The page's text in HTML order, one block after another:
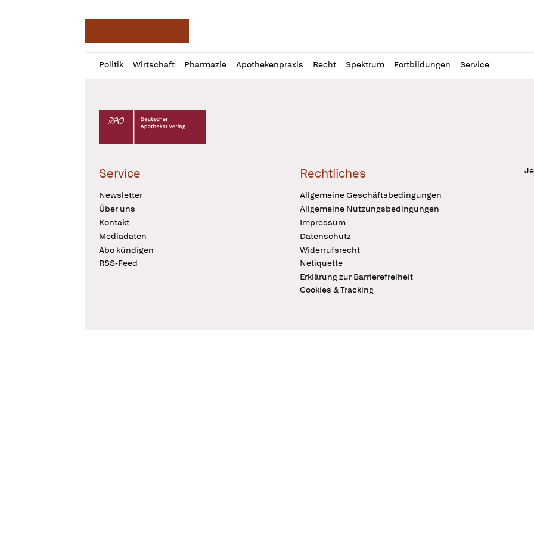
Politik Wirtschaft Pharmazie Apothekenpraxis Recht Spektrum Fortbildungen Service
Profil
öffnen
Daz
Pur
Deutscher Apotheker Verlag Logo
Service
Newsletter
Über uns
Kontakt
Mediadaten
Abo kündigen
RSS-Feed
Rechtliches
Allgemeine Geschäftsbedingungen
Allgemeine Nutzungsbedingungen
Impressum
Datenschutz
Widerrufsrecht
Netiquette
Erklärung zur Barrierefreiheit
Cookies & Tracking